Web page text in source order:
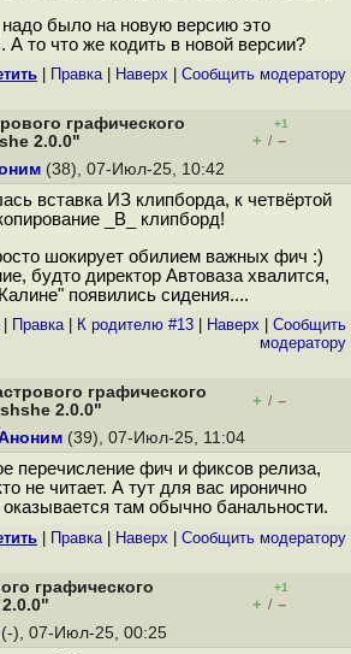
надо было на новую версию это
А то что же кодить в новой версии?
Правка| Наверх Cообщить модератору
графического
2.0.0"
+1
+ / –
(38), 07-Июл-25, 10:42
вставка ИЗ клипборда, к четвёртой
_В_ клипборд!
шокирует обилием важных фич :)
будто директор Автоваза хвалится,
появились сидения....
Правка| К родителю #13 Наверх
Cообщить
модератору
графического
2.0.0"
+ / –
(39), 07-Июл-25, 11:04
перечисление фич и фиксов релиза,
не читает. А тут для вас иронично
там обычно банальности.
Правка| Наверх Cообщить модератору
графического
+1
+ / –
(-), 07-Июл-25, 00:25